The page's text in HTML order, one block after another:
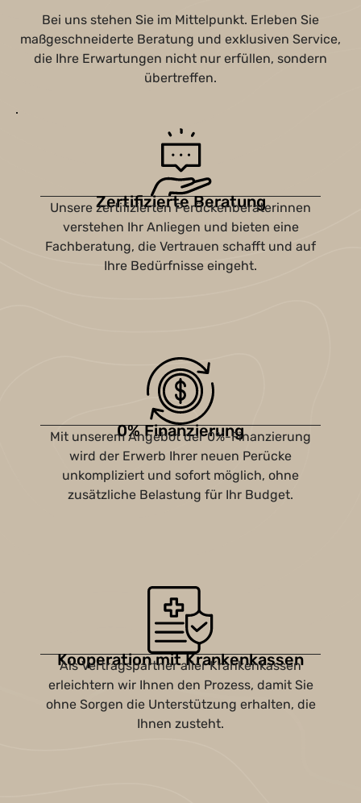
Bei uns stehen Sie im Mittelpunkt. Erleben Sie
maßgeschneiderte Beratung und exklusiven Service,
die Ihre Erwartungen nicht nur erfüllen, sondern
übertreffen.
Zertifizierte Beratung
Unsere zertifizierten Perückenberaterinnen
verstehen Ihr Anliegen und bieten eine
Fachberatung, die Vertrauen schafft und auf
Ihre Bedürfnisse eingeht.
0% Finanzierung
Mit unserem Angebot der 0%-Finanzierung
wird der Erwerb Ihrer neuen Perücke
unkompliziert und sofort möglich, ohne
zusätzliche Belastung für Ihr Budget.
Kooperation mit Krankenkassen
Als Vertragspartner aller Krankenkassen
erleichtern wir Ihnen den Prozess, damit Sie
ohne Sorgen die Unterstützung erhalten, die
Ihnen zusteht.